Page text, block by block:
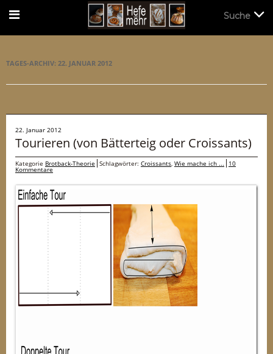
TAGES-ARCHIV: 22. JANUAR 2012
22. Januar 2012
Tourieren (von Bätterteig oder Croissants)
Kategorie Brotback-Theorie Schlagwörter: Croissants, Wie mache ich ... 10
Kommentare
Suche
Suche